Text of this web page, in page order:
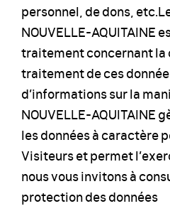
personnel, de dons,
NOUVELLE-AQUITAINE
traitement concernant la
traitement de ces
d’informations sur la
NOUVELLE-AQUITAINE
les données à caractère
Visiteurs et permet
nous vous invitons à
protection des données